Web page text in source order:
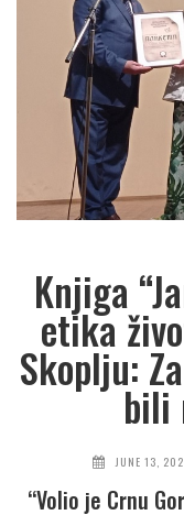
Knjiga
etika
Skoplju:
bili
JUNE 13,
“Volio je Crnu